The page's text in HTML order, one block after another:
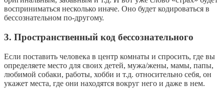
восприниматься несколько иначе. Оно будет кодироваться в
бессознательном по-другому.
3. Пространственный код бессознательного
Если поставить человека в центр комнаты и спросить, где вы
определяете место для своих детей, мужа/жены, мамы, папы,
любимой собаки, работы, хобби и т.д. относительно себя, он
укажет места, где они находятся вокруг него и даже в нем.